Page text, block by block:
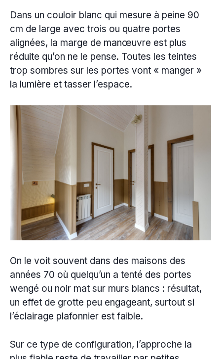
Dans un couloir blanc qui mesure à peine 90
cm de large avec trois ou quatre portes
alignées, la marge de manœuvre est plus
réduite qu’on ne le pense. Toutes les teintes
trop sombres sur les portes vont « manger »
la lumière et tasser l’espace.
On le voit souvent dans des maisons des
années 70 où quelqu’un a tenté des portes
wengé ou noir mat sur murs blancs : résultat,
un effet de grotte peu engageant, surtout si
l’éclairage plafonnier est faible.
Sur ce type de configuration, l’approche la